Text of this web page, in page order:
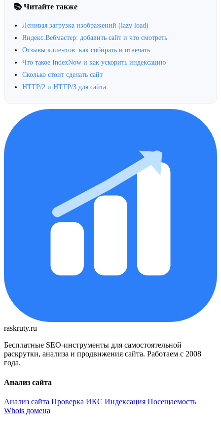
📚 Читайте также
Ленивая загрузка изображений (lazy load)
Яндекс.Вебмастер: добавить сайт и что смотреть
Отзывы клиентов: как собирать и отвечать
Что такое IndexNow и как ускорить индексацию
Сколько стоит сделать сайт
HTTP/2 и HTTP/3 для сайта
raskruty.ru
Бесплатные SEO-инструменты для самостоятельной
раскрутки, анализа и продвижения сайта. Работаем с 2008
года.
Анализ сайта
Анализ сайта Проверка ИКС Индексация Посещаемость
Whois домена